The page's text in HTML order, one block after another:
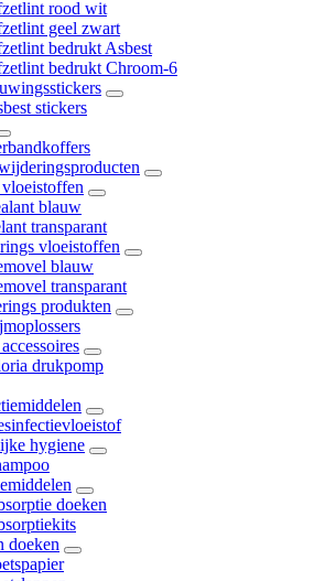
rood wit
geel zwart
bedrukt Asbest
bedrukt Chroom-6
stickers
blauw
transparant
vloeistoffen
blauw
transparant
produkten
drukpomp
hygiene
doeken
doeken